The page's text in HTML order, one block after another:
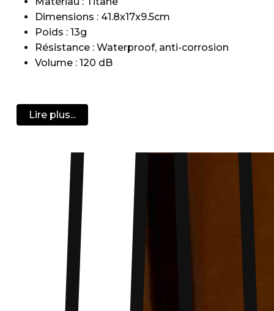
Dimensions : 41.8x17x9.5cm
Poids : 13g
Résistance : Waterproof, anti-corrosion
Volume : 120 dB
Lire plus...